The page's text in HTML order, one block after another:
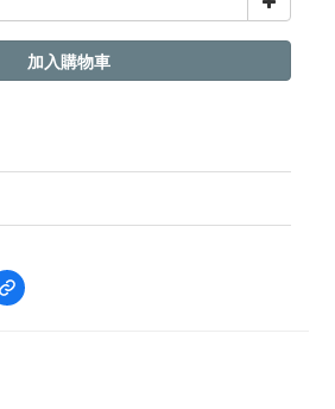
加入購物車